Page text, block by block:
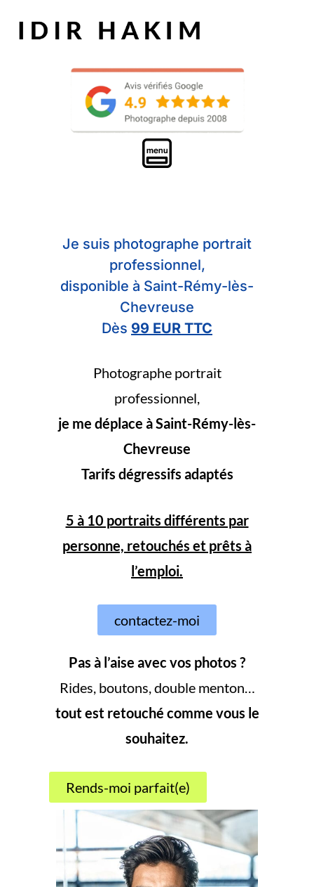
Je suis photographe portrait
professionnel,
disponible à Saint-Rémy-lès-
Chevreuse
Dès 99 EUR TTC
Photographe portrait
professionnel,
je me déplace à Saint-Rémy-lès-
Chevreuse
Tarifs dégressifs adaptés
5 à 10 portraits différents par
personne, retouchés et prêts à
l’emploi.
contactez-moi
Pas à l’aise avec vos photos ?
Rides, boutons, double menton…
tout est retouché comme vous le
souhaitez.
Rends-moi parfait(e)